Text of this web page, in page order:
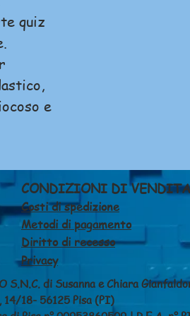
quiz
e
CONDIZIONI DI VENDITA
Costi di spedizione
Metodi di pagamento
Diritto di recesso
Privacy
S.N.C. di Susanna e Chiara
14/18- 56125 Pisa (PI)